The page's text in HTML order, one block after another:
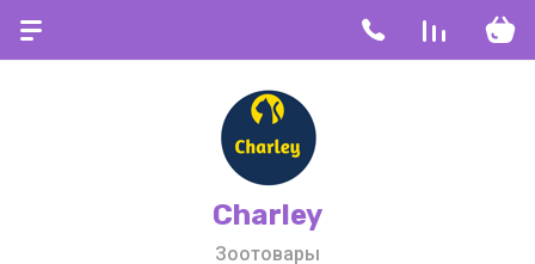
Charley
Зоотовары